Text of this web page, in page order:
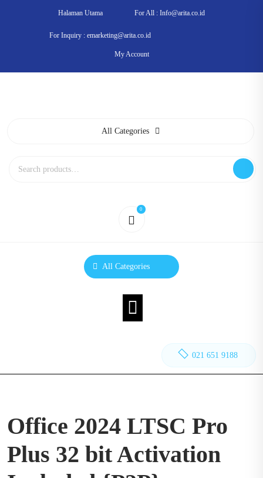
Halaman Utama For All : Info@arita.co.id
For Inquiry : emarketing@arita.co.id
My Account
All Categories
0
All Categories
021 651 9188
Office 2024 LTSC Pro
Plus 32 bit Activation